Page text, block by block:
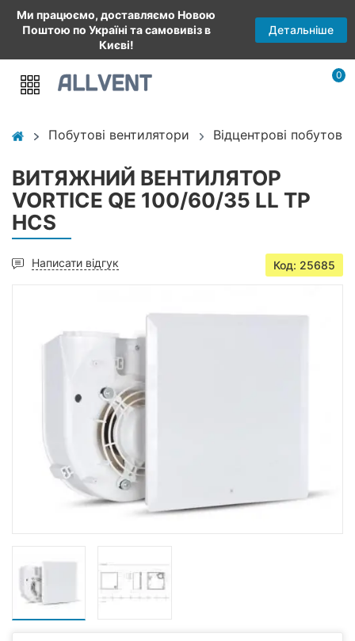
Ми працюємо, доставляємо Новою
Поштою по Україні та самовивіз в
Києві!
Детальніше
0
Побутові вентилятори Відцентрові побутові
ВИТЯЖНИЙ ВЕНТИЛЯТОР
VORTICE QE 100/60/35 LL TP
HCS
Написати відгук Код: 25685